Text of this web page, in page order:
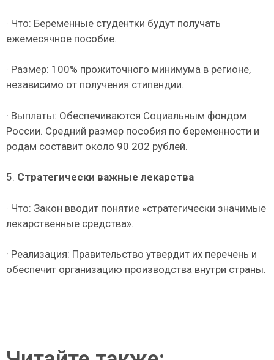
· Что: Беременные студентки будут получать
ежемесячное пособие.
· Размер: 100% прожиточного минимума в регионе,
независимо от получения стипендии.
· Выплаты: Обеспечиваются Социальным фондом
России. Средний размер пособия по беременности и
родам составит около 90 202 рублей.
5. Стратегически важные лекарства
· Что: Закон вводит понятие «стратегически значимые
лекарственные средства».
· Реализация: Правительство утвердит их перечень и
обеспечит организацию производства внутри страны.